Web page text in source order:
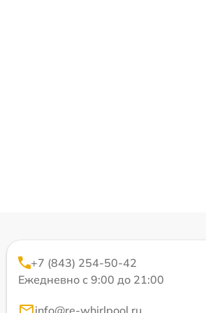
+7 (843) 254-50-42
Ежедневно с 9:00 до 21:00